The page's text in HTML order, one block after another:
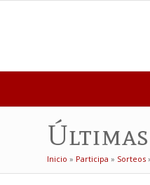
Inicio » Participa » Sorteos